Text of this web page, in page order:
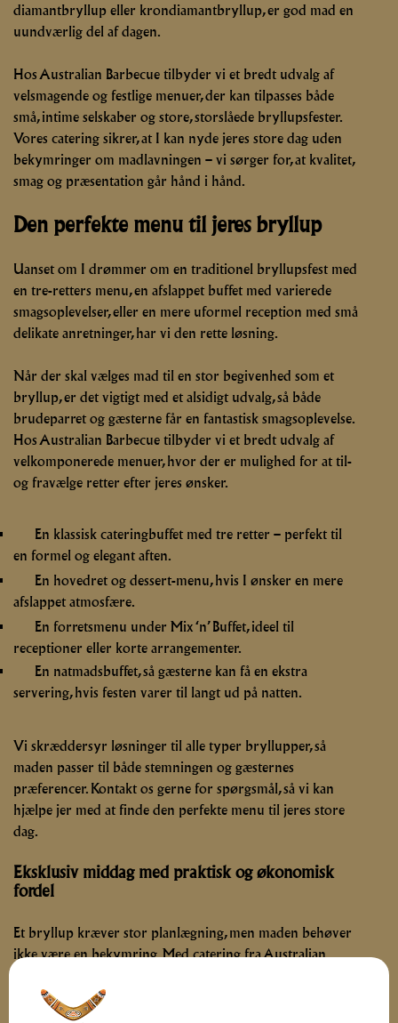
diamantbryllup eller krondiamantbryllup, er god mad en
uundværlig del af dagen.
Hos Australian Barbecue tilbyder vi et bredt udvalg af
velsmagende og festlige menuer, der kan tilpasses både
små, intime selskaber og store, storslåede bryllupsfester.
Vores catering sikrer, at I kan nyde jeres store dag uden
bekymringer om madlavningen – vi sørger for, at kvalitet,
smag og præsentation går hånd i hånd.
Den perfekte menu til jeres bryllup
Uanset om I drømmer om en traditionel bryllupsfest med
en tre-retters menu, en afslappet buffet med varierede
smagsoplevelser, eller en mere uformel reception med små
delikate anretninger, har vi den rette løsning.
Når der skal vælges mad til en stor begivenhed som et
bryllup, er det vigtigt med et alsidigt udvalg, så både
brudeparret og gæsterne får en fantastisk smagsoplevelse.
Hos Australian Barbecue tilbyder vi et bredt udvalg af
velkomponerede menuer, hvor der er mulighed for at til-
og fravælge retter efter jeres ønsker.
En klassisk cateringbuffet med tre retter – perfekt til
en formel og elegant aften.
En hovedret og dessert-menu, hvis I ønsker en mere
afslappet atmosfære.
En forretsmenu under Mix ‘n’ Buffet, ideel til
receptioner eller korte arrangementer.
En natmadsbuffet, så gæsterne kan få en ekstra
servering, hvis festen varer til langt ud på natten.
Vi skræddersyr løsninger til alle typer bryllupper, så
maden passer til både stemningen og gæsternes
præferencer. Kontakt os gerne for spørgsmål, så vi kan
hjælpe jer med at finde den perfekte menu til jeres store
dag.
Eksklusiv middag med praktisk og økonomisk
fordel
Et bryllup kræver stor planlægning, men maden behøver
ikke være en bekymring. Med catering fra Australian
smagsoplevelser, men også en nem og praktisk løsning.